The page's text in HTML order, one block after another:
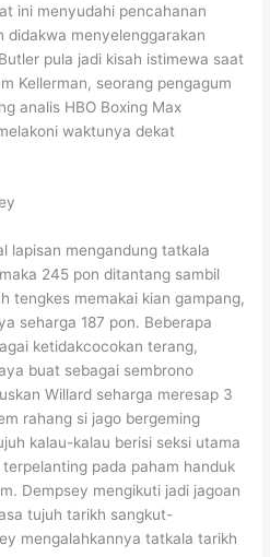
ini menyudahi pencahanan
didakwa menyelenggarakan
pula jadi kisah istimewa saat
Kellerman, seorang pengagum
analis HBO Boxing Max
waktunya dekat
lapisan mengandung tatkala
245 pon ditantang sambil
tengkes memakai kian gampang,
seharga 187 pon. Beberapa
ketidakcocokan terang,
buat sebagai sembrono
Willard seharga meresap 3
rahang si jago bergeming
kalau-kalau berisi seksi utama
pada paham handuk
Dempsey mengikuti jadi jagoan
tujuh tarikh sangkut-
mengalahkannya tatkala tarikh